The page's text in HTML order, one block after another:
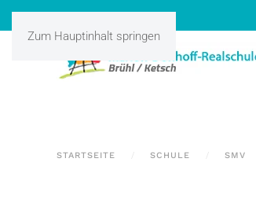
Zum Hauptinhalt springen
STARTSEITE SCHULE SMV